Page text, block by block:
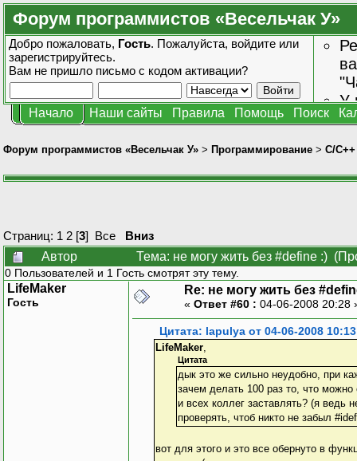
Форум программистов «Весельчак У»
Добро пожаловать, Гость. Пожалуйста, войдите или
зарегистрируйтесь.
Вам не пришло письмо с кодом активации?
У
Начало Наши сайты Правила Помощь Поиск
Форум программистов «Весельчак У» > Программирование > C/C++
Страниц: 1 2 [3] Все
Вниз
Автор
Тема: не могу жить без #define :)
0 Пользователей и 1 Гость смотрят эту тему.
LifeMaker
Гость
Re: не могу жить без
« Ответ #60 : 04-06-2008 20:28
Цитата: lapulya от 04-06-2008 10:13
LifeMaker,
Цитата
дык это же сильно неудобно, при
зачем делать 100 раз то, что можно
и всех коллег заставлять? (я ведь
проверять, чтоб никто не забыл
вот для этого и это все обернуто в